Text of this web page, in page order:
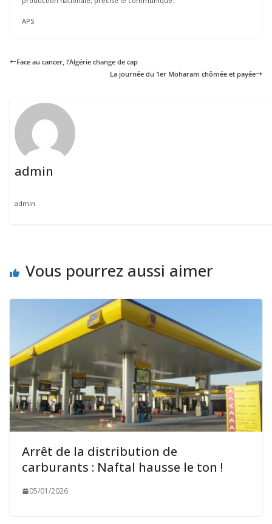
APS
Face au cancer, l’Algérie change de cap
La journée du 1er Moharam chômée et payée
admin
admin
Vous pourrez aussi aimer
Arrêt de la distribution de
carburants : Naftal hausse le ton !
05/01/2026